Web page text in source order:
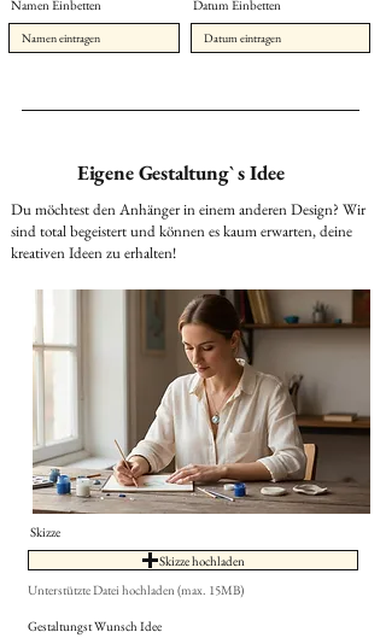
Namen Einbetten Datum Einbetten
Eigene Gestaltung` s Idee
Du möchtest den Anhänger in einem anderen Design? Wir
sind total begeistert und können es kaum erwarten, deine
kreativen Ideen zu erhalten!
Skizze
Skizze hochladen
Unterstützte Datei hochladen (max. 15MB)
Gestaltungst Wunsch Idee